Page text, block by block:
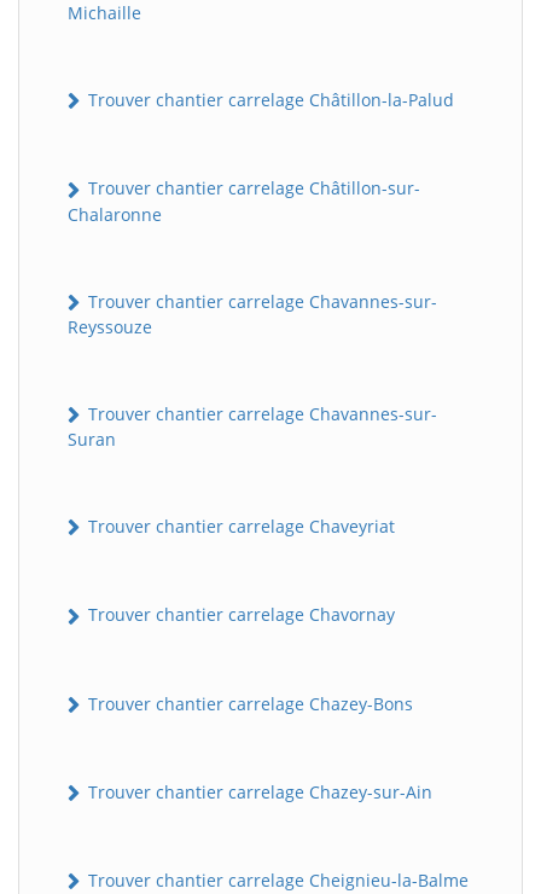
Michaille
Trouver chantier carrelage Châtillon-la-Palud
Trouver chantier carrelage Châtillon-sur-
Chalaronne
Trouver chantier carrelage Chavannes-sur-
Reyssouze
Trouver chantier carrelage Chavannes-sur-
Suran
Trouver chantier carrelage Chaveyriat
Trouver chantier carrelage Chavornay
Trouver chantier carrelage Chazey-Bons
Trouver chantier carrelage Chazey-sur-Ain
Trouver chantier carrelage Cheignieu-la-Balme